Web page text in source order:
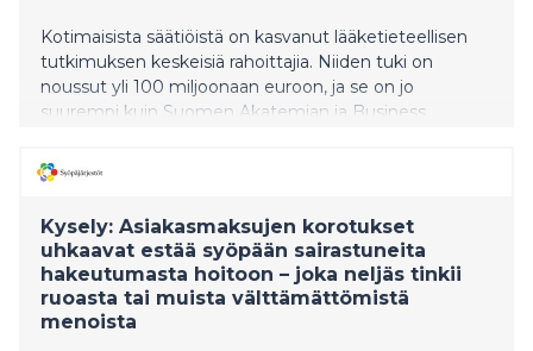
Kotimaisista säätiöistä on kasvanut lääketieteellisen
tutkimuksen keskeisiä rahoittajia. Niiden tuki on
noussut yli 100 miljoonaan euroon, ja se on jo
suurempi kuin Suomen Akatemian ja Business
Kysely: Asiakasmaksujen korotukset
uhkaavat estää syöpään sairastuneita
hakeutumasta hoitoon – joka neljäs tinkii
ruoasta tai muista välttämättömistä
menoista